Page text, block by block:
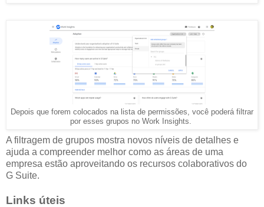
Depois que forem colocados na lista de permissões, você poderá filtrar
por esses grupos no Work Insights.
A filtragem de grupos mostra novos níveis de detalhes e
ajuda a compreender melhor como as áreas de uma
empresa estão aproveitando os recursos colaborativos do
G Suite.
Links úteis